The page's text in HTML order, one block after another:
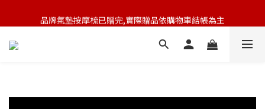
🆕 新會員註冊開卡送9折券 💰
品牌氣墊按摩梳已贈完,實際贈品依購物車結帳為主
🆕 新會員註冊開卡送9折券 💰